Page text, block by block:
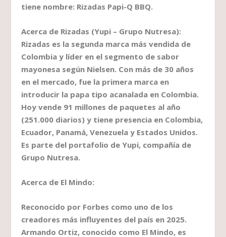
tiene nombre: Rizadas Papi-Q BBQ.
Acerca de Rizadas (Yupi – Grupo Nutresa):
Rizadas es la segunda marca más vendida de
Colombia y líder en el segmento de sabor
mayonesa según Nielsen. Con más de 30 años
en el mercado, fue la primera marca en
introducir la papa tipo acanalada en Colombia.
Hoy vende 91 millones de paquetes al año
(251.000 diarios) y tiene presencia en Colombia,
Ecuador, Panamá, Venezuela y Estados Unidos.
Es parte del portafolio de Yupi, compañía de
Grupo Nutresa.
Acerca de El Mindo:
Reconocido por Forbes como uno de los
creadores más influyentes del país en 2025.
Armando Ortiz, conocido como El Mindo, es